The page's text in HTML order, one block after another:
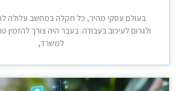
בעולם עסקי מהיר, כל תקלה במחשב עלולה
ולגרום לעיכוב בעבודה. בעבר היה צורך להזמין
למשרד,